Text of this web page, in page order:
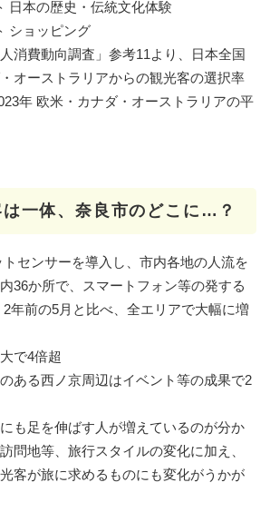
日本の歴史・伝統文化体験
ショッピング
消費動向調査」参考11より、日本全国
オーストラリアからの観光客の選択率
年 欧米・カナダ・オーストラリアの平
一体、奈良市のどこに…？
センサーを導入し、市内各地の人流を
36か所で、スマートフォン等の発する
年前の5月と比べ、全エリアで大幅に増
で4倍超
ある西ノ京周辺はイベント等の成果で2
も足を伸ばす人が増えているのが分か
問地等、旅行スタイルの変化に加え、
客が旅に求めるものにも変化がうかが